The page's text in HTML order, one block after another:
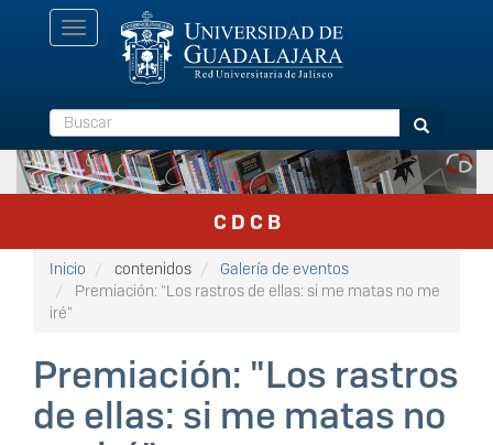
Toggle
navigation
Buscar Buscar
C D C B
Inicio contenidos
Galería de eventos
Premiación: "Los rastros de ellas: si me matas no me
iré"
Premiación: "Los rastros
de ellas: si me matas no